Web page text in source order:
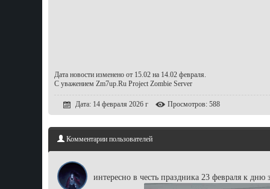
Дата новости изменено от 15.02 на 14.02 февраля.
С уважением Zm7up.Ru Project Zombie Server
Дата: 14 февраля 2026 г Просмотров: 588
Комментарии пользователей
интересно в честь праздника 23 февраля к дню